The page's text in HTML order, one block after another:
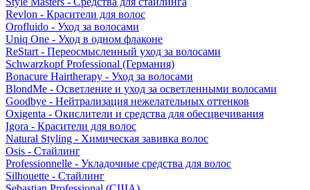
Revlon - Красители для волос
Orofluido - Уход за волосами
Uniq One - Уход в одном флаконе
ReStart - Переосмысленный уход за волосами
Schwarzkopf Professional (Германия)
Bonacure Hairtherapy - Уход за волосами
BlondMe - Осветление и уход за осветленными волосами
Goodbye - Нейтрализация нежелательных оттенков
Oxigenta - Окислители и средства для обесцвечивания
Igora - Красители для волос
Natural Styling - Химическая завивка волос
Osis - Стайлинг
Professionnelle - Укладочные средства для волос
Silhouette - Стайлинг